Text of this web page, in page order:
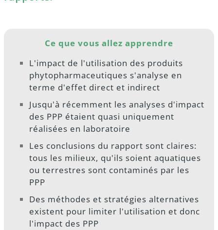
Ce que vous allez apprendre
L'impact de l'utilisation des produits
phytopharmaceutiques s'analyse en
terme d'effet direct et indirect
Jusqu'à récemment les analyses d'impact
des PPP étaient quasi uniquement
réalisées en laboratoire
Les conclusions du rapport sont claires:
tous les milieux, qu'ils soient aquatiques
ou terrestres sont contaminés par les
PPP
Des méthodes et stratégies alternatives
existent pour limiter l'utilisation et donc
l'impact des PPP